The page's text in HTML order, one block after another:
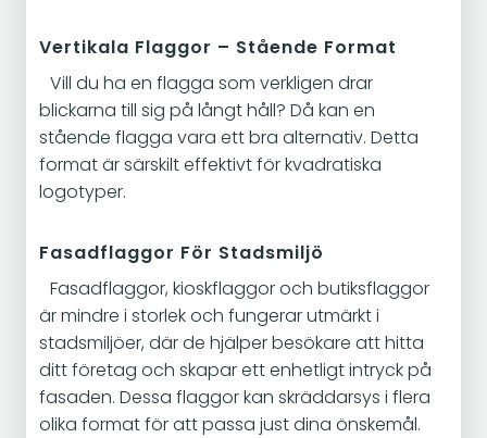
Vertikala Flaggor – Stående Format
Vill du ha en flagga som verkligen drar
blickarna till sig på långt håll? Då kan en
stående flagga vara ett bra alternativ. Detta
format är särskilt effektivt för kvadratiska
logotyper.
Fasadflaggor För Stadsmiljö
Fasadflaggor, kioskflaggor och butiksflaggor
är mindre i storlek och fungerar utmärkt i
stadsmiljöer, där de hjälper besökare att hitta
ditt företag och skapar ett enhetligt intryck på
fasaden. Dessa flaggor kan skräddarsys i flera
olika format för att passa just dina önskemål.